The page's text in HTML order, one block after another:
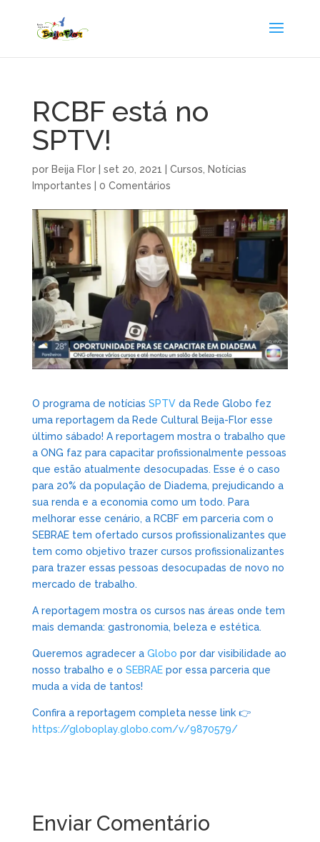
RCBF está no
SPTV!
por Beija Flor| set 20, 2021 Cursos
Notícias
Importantes
0 Comentários
O programa de notícias SPTVda Rede Globo fez
uma reportagem da Rede Cultural Beija-Flor esse
último sábado! A reportagem mostra o trabalho que
a ONG faz para capacitar profissionalmente pessoas
que estão atualmente desocupadas. Esse é o caso
para 20% da população de Diadema, prejudicando a
sua renda e a economia como um todo. Para
melhorar esse cenário, a RCBF em parceria com o
SEBRAE tem ofertado cursos profissionalizantes que
tem como objetivo trazer cursos profissionalizantes
para trazer essas pessoas desocupadas de novo no
mercado de trabalho.
A reportagem mostra os cursos nas áreas onde tem
mais demanda: gastronomia, beleza e estética.
Queremos agradecer a Globo por dar visibilidade ao
nosso trabalho e o SEBRAEpor essa parceria que
muda a vida de tantos!
Confira a reportagem completa nesse link 👉
https://globoplay.globo.com/v/9870579/
Enviar Comentário